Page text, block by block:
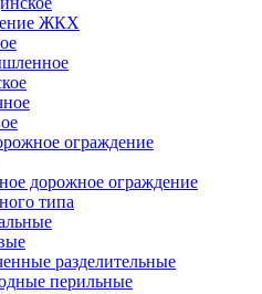
ЖКХ
ограждение
дорожное ограждение
типа
разделительные
перильные